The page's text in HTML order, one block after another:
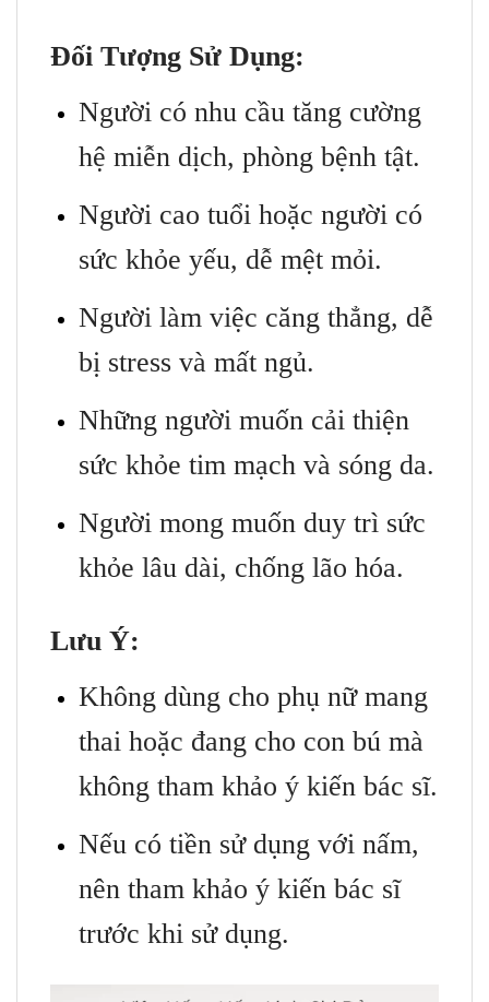
Đối Tượng Sử Dụng:
Người có nhu cầu tăng cường
hệ miễn dịch, phòng bệnh tật.
Người cao tuổi hoặc người có
sức khỏe yếu, dễ mệt mỏi.
Người làm việc căng thẳng, dễ
bị stress và mất ngủ.
Những người muốn cải thiện
sức khỏe tim mạch và sóng da.
Người mong muốn duy trì sức
khỏe lâu dài, chống lão hóa.
Lưu Ý:
Không dùng cho phụ nữ mang
thai hoặc đang cho con bú mà
không tham khảo ý kiến ​​bác sĩ.
Nếu có tiền sử dụng với nấm,
nên tham khảo ý kiến ​​bác sĩ
trước khi sử dụng.